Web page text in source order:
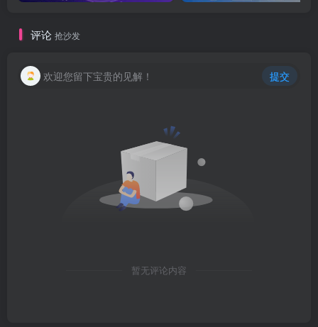
评论 抢沙发
欢迎您留下宝贵的见解！ 提交
暂无评论内容